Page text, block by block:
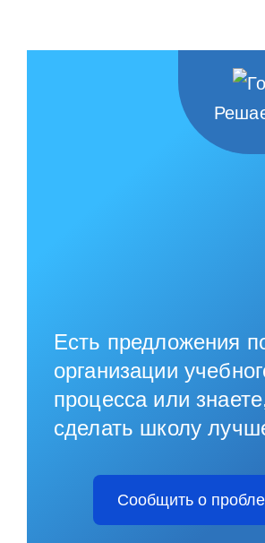
О ПРИЕМЕ
СВЕДЕНИЯ ОБ
КОНТАКТЫ
Есть предложения
организации
процесса или
сделать школу
Сообщить о